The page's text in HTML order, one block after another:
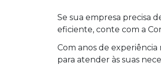
Se sua empresa precisa
eficiente, conte com a
Com anos de
para atender às suas